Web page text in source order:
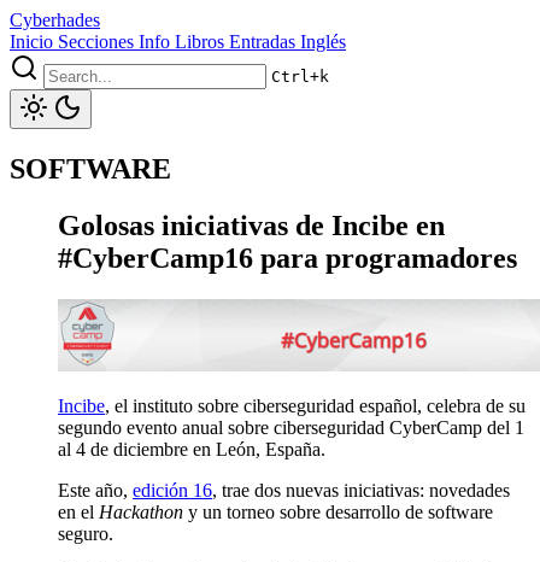
Cyberhades
Inicio Secciones Info Libros Entradas Inglés
Ctrl+k
SOFTWARE
Golosas iniciativas de Incibe en
#CyberCamp16 para programadores
Incibe, el instituto sobre ciberseguridad español, celebra de su
segundo evento anual sobre ciberseguridad CyberCamp del 1
al 4 de diciembre en León, España.
Este año, edición 16, trae dos nuevas iniciativas: novedades
en el Hackathon y un torneo sobre desarrollo de software
seguro.